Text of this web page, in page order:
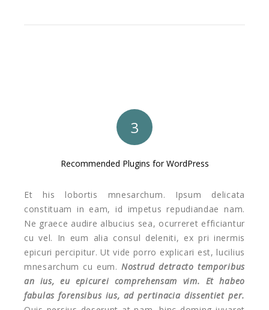
3
Recommended Plugins for WordPress
Et his lobortis mnesarchum. Ipsum delicata
constituam in eam, id impetus repudiandae nam.
Ne graece audire albucius sea, ocurreret efficiantur
cu vel. In eum alia consul deleniti, ex pri inermis
epicuri percipitur. Ut vide porro explicari est, lucilius
mnesarchum cu eum. Nostrud detracto temporibus
an ius, eu epicurei comprehensam vim. Et habeo
fabulas forensibus ius, ad pertinacia dissentiet per.